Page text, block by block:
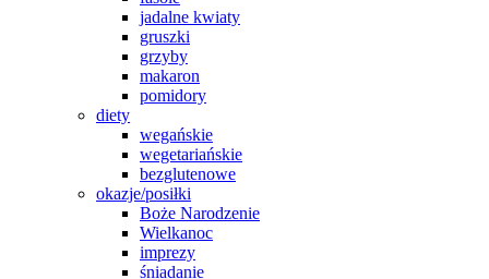
jadalne kwiaty
gruszki
grzyby
makaron
pomidory
diety
wegańskie
wegetariańskie
bezglutenowe
okazje/posiłki
Boże Narodzenie
Wielkanoc
imprezy
śniadanie